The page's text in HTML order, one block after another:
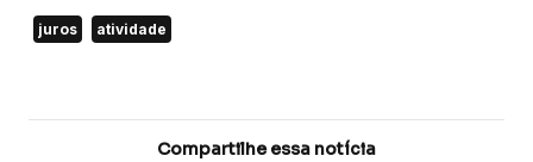
juros atividade
Compartilhe essa notícia